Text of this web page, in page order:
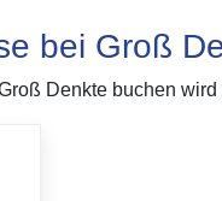
bei Groß
Denkte buchen